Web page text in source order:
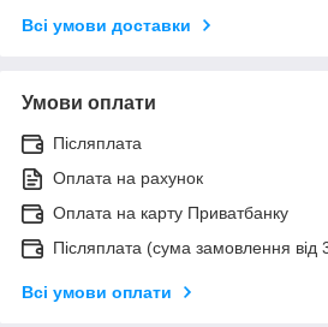
Всі умови доставки
Умови оплати
Післяплата
Оплата на рахунок
Оплата на карту Приватбанку
Післяплата (сума замовлення від
Всі умови оплати